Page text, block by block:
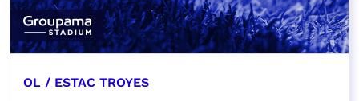
OL / ESTAC TROYES